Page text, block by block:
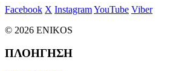
Facebook X InstagramYouTube Viber
© 2026 ENIKOS
ΠΛΟΗΓΗΣΗ